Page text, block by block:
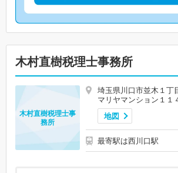
木村直樹税理士事務所
埼玉県川口市並木１丁
マリヤマンション１１
地図
最寄駅は西川口駅
木村直樹税理士事
務所